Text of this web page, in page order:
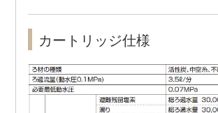
カートリッジ仕様